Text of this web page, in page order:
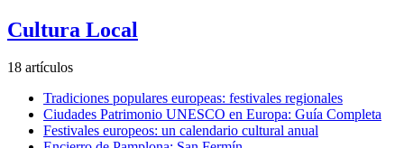
Cultura Local
18 artículos
Tradiciones populares europeas: festivales regionales
Ciudades Patrimonio UNESCO en Europa: Guía Completa
Festivales europeos: un calendario cultural anual